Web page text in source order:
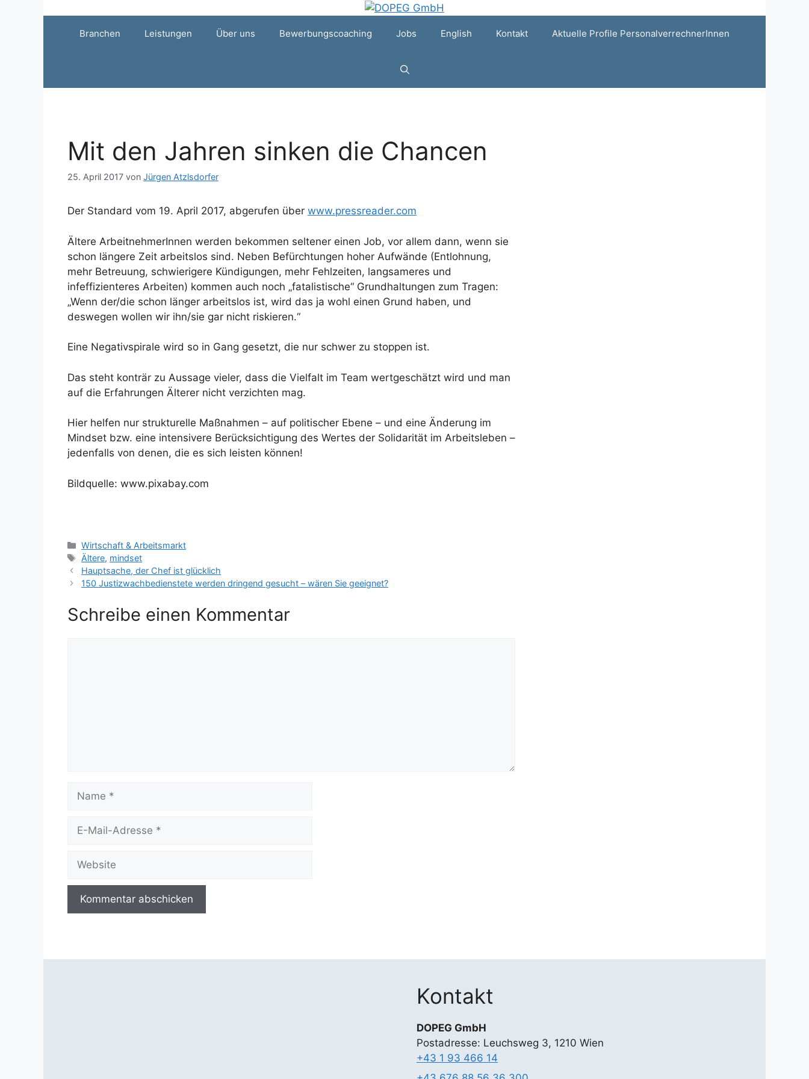
Branchen Leistungen Über uns Bewerbungscoaching Jobs English Kontakt Aktuelle Profile PersonalverrechnerInnen
Mit den Jahren sinken die Chancen
25. April 2017 von Jürgen Atzlsdorfer
Der Standard vom 19. April 2017, abgerufen über www.pressreader.com
Ältere ArbeitnehmerInnen werden bekommen seltener einen Job, vor allem dann, wenn sie
schon längere Zeit arbeitslos sind. Neben Befürchtungen hoher Aufwände (Entlohnung,
mehr Betreuung, schwierigere Kündigungen, mehr Fehlzeiten, langsameres und
infeffizienteres Arbeiten) kommen auch noch „fatalistische“ Grundhaltungen zum Tragen:
„Wenn der/die schon länger arbeitslos ist, wird das ja wohl einen Grund haben, und
deswegen wollen wir ihn/sie gar nicht riskieren.“
Eine Negativspirale wird so in Gang gesetzt, die nur schwer zu stoppen ist.
Das steht konträr zu Aussage vieler, dass die Vielfalt im Team wertgeschätzt wird und man
auf die Erfahrungen Älterer nicht verzichten mag.
Hier helfen nur strukturelle Maßnahmen – auf politischer Ebene – und eine Änderung im
Mindset bzw. eine intensivere Berücksichtigung des Wertes der Solidarität im Arbeitsleben –
jedenfalls von denen, die es sich leisten können!
Bildquelle: www.pixabay.com
Kategorien
Wirtschaft & Arbeitsmarkt
Schlagwörter
Ältere, mindset
Hauptsache, der Chef ist glücklich
150 Justizwachbedienstete werden dringend gesucht – wären Sie geeignet?
Schreibe einen Kommentar
Name
Website
Kontakt
DOPEG GmbH
Postadresse: Leuchsweg 3, 1210 Wien
+43 1 93 466 14